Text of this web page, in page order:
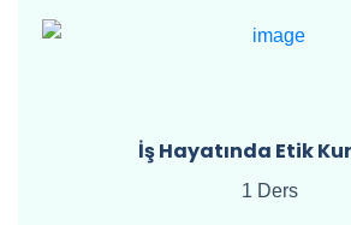
İş Hayatında Etik
1 Ders